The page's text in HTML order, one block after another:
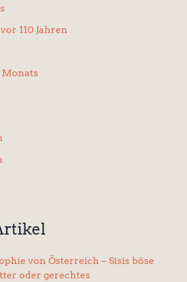
110 Jahren
von Österreich – Sisis böse
oder gerechtes